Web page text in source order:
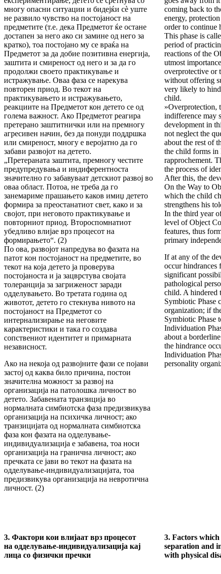
многу опасни ситуации и бидејќи сè уште
не развило чувство на постојаност на
предметите (т.е. дека Предметот ќе остане
достапен за него ако си замине од него за
кратко), тоа постојано му се враќа на
Предметот за да добие позитивна енергија,
заштита и смиреност од него и за да го
продолжи своето практикување и
истражување. Оваа фаза се нарекува
повторен приод. Во текот на
практикувањето и истражувањето,
реакциите на Предметот кон детето се од
голема важност. Ако Предметот реагира
претерано заштитнички или на премногу
агресивен начин, без да понуди поддршка
или смиреност, многу е веројатно да го
забави развојот на детето.
„Претераната заштита, премногу честите
предупредувања и индиферентноста
значително го забавуваат детскиот развој во
оваа област. Потоа, не трeба да го
занемариме прашањето каков имиџ детето
формира за преостанатиот свет, како и за
својот, при неговото практикување и
повторниот приод. Второспомнатиот
убедливо влијае врз процесот на
формирањето“. (2)
По ова, развојот напредува во фазата на
патот кон постојаност на предметите, во
текот на која детето ја проверува
постојаноста и ја зацврстува својата
толеранција за загриженост заради
одделувањето. Во третата година од
животот, детето го стекнува нивото на
постојаност на Предметот со
интернализирање на неговите
карактеристики и така го создава
сопствениот идентитет и примарната
независност.
Ако на некоја од развојните фази се појави
застој од каква било причина, постои
значителна можност за развој на
организација на патолошка личност во
детето. Забавената транзиција во
нормалната симбиотска фаза предизвикува
организација на психичка личност; ако
транзицијата од нормалната симбиотска
фаза кон фазата на одделување-
индивидуализација е забавена, тоа носи
организација на гранична личност; ако
пречката се јави во текот на фазата на
одделување-индивидуализацијата, тоа
предизвикува организација на невротична
личност. (2)
coming back to
energy,
order to continue
This phase is
period of
reactions of the
utmost
overprotective or
without offering
very likely to
child.
»Overprotection,
indifference may
development in
not neglect the
about the rest of
the child forms in
rapprochement.
the process of
After this, the
On the Way to
which the child
strengthens his
In the third year
level of Object
features, thus
primary
If at any of the
occur hindrances
significant
pathological
child. A hindered
Symbiotic Phase
organization; if
Symbiotic Phase
Individuation
about a
the hindrance
Individuation
personality
3. Фактори кои влијаат врз процесот
на одделување-индивидуализација кај
лица со физички пречки
3. Factors which
separation and
with physical